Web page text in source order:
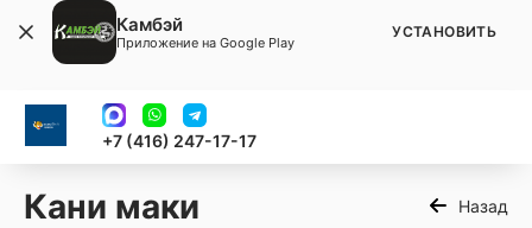
+7 (416) 247-17-17
Кани маки Назад
Камбэй
Приложение на Google Play
УСТАНОВИТЬ